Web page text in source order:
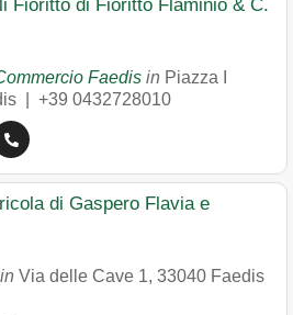
Fioritto di Fioritto Flaminio & C.
Faedis in Piazza I
+39 0432728010
di Gaspero Flavia e
in Via delle Cave 1, 33040 Faedis